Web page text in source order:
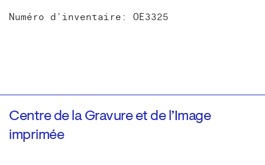
Numéro d'inventaire: OE3325
Centre de la Gravure et de l’Image
imprimée